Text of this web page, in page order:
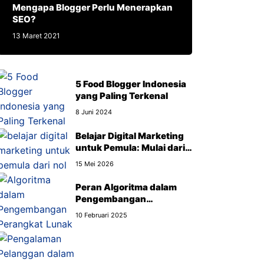
Mengapa Blogger Perlu Menerapkan
SEO?
13 Maret 2021
5 Food Blogger Indonesia
yang Paling Terkenal
8 Juni 2024
Belajar Digital Marketing
untuk Pemula: Mulai dari
Mana?
15 Mei 2026
Peran Algoritma dalam
Pengembangan
Perangkat Lunak
10 Februari 2025